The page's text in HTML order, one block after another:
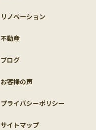
リノベーション
不動産
ブログ
お客様の声
プライバシーポリシー
サイトマップ